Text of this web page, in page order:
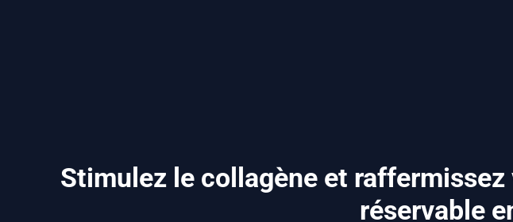
Stimulez le collagène et
réservable